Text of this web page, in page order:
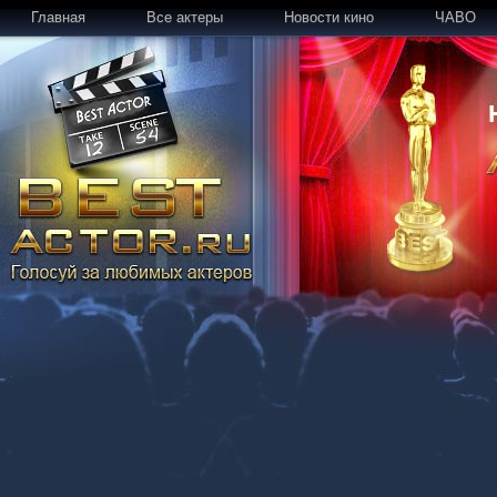
Главная Все актеры Новости кино ЧАВО